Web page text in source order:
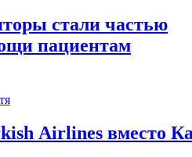
стали частью
пациентам
Airlines вместо